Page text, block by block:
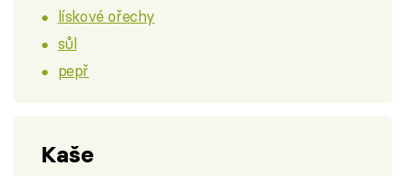
lískové ořechy
sůl
pepř
Kaše